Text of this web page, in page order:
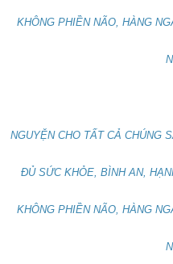
KHÔNG PHIỀN NÃO, HÀNG
NGUYỆN CHO TẤT CẢ CHÚNG
ĐỦ SỨC KHỎE, BÌNH AN,
KHÔNG PHIỀN NÃO, HÀNG